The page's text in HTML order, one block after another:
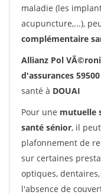
maladie (les
acupuncture,...),
complémentaire
Allianz Pol
d'assurances
santé à DOUAI
Pour une mutuelle
santé sénior, il
plafonnement de
sur certaines
optiques,
l'absence de